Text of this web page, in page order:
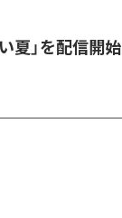
夏」を配信開始